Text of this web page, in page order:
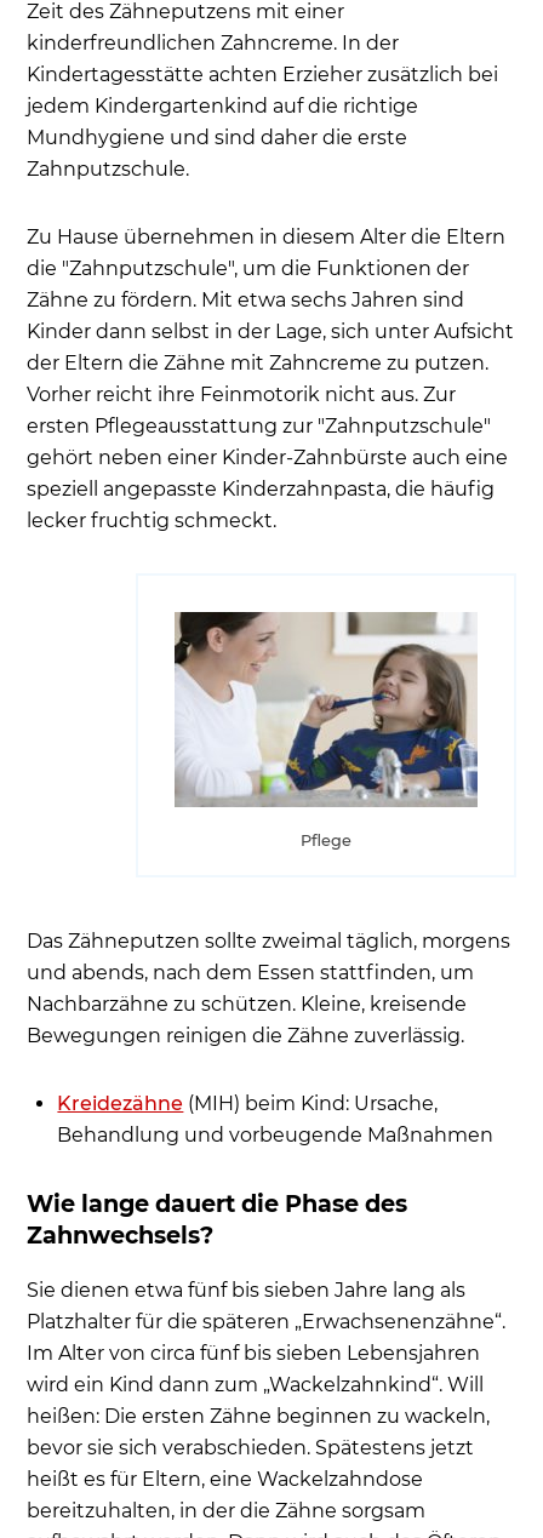
Zeit des Zähneputzens mit einer
kinderfreundlichen Zahncreme. In der
Kindertagesstätte achten Erzieher zusätzlich bei
jedem Kindergartenkind auf die richtige
Mundhygiene und sind daher die erste
Zahnputzschule.
Zu Hause übernehmen in diesem Alter die Eltern
die "Zahnputzschule", um die Funktionen der
Zähne zu fördern. Mit etwa sechs Jahren sind
Kinder dann selbst in der Lage, sich unter Aufsicht
der Eltern die Zähne mit Zahncreme zu putzen.
Vorher reicht ihre Feinmotorik nicht aus. Zur
ersten Pflegeausstattung zur "Zahnputzschule"
gehört neben einer Kinder-Zahnbürste auch eine
speziell angepasste Kinderzahnpasta, die häufig
lecker fruchtig schmeckt.
Pflege
Das Zähneputzen sollte zweimal täglich, morgens
und abends, nach dem Essen stattfinden, um
Nachbarzähne zu schützen. Kleine, kreisende
Bewegungen reinigen die Zähne zuverlässig.
Kreidezähne (MIH) beim Kind: Ursache,
Behandlung und vorbeugende Maßnahmen
Wie lange dauert die Phase des
Zahnwechsels?
Sie dienen etwa fünf bis sieben Jahre lang als
Platzhalter für die späteren „Erwachsenenzähne“.
Im Alter von circa fünf bis sieben Lebensjahren
wird ein Kind dann zum „Wackelzahnkind“. Will
heißen: Die ersten Zähne beginnen zu wackeln,
bevor sie sich verabschieden. Spätestens jetzt
heißt es für Eltern, eine Wackelzahndose
bereitzuhalten, in der die Zähne sorgsam